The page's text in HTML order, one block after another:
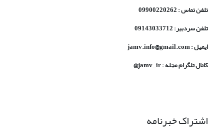
تلفن تماس : 09900220262
تلفن سردبیر: 09143033712
ایمیل : jamv.info@gmail.com
کانال تلگرام مجله : jamv_ir@
اشتراک خبرنامه